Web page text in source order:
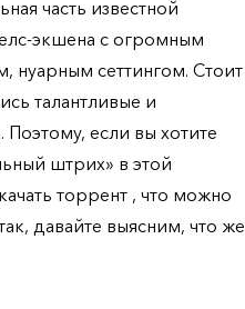
часть известной
экшена с огромным
нуарным сеттингом. Стоит
талантливые и
если вы хотите
штрих» в этой
торрент , что можно
давайте выясним, что же